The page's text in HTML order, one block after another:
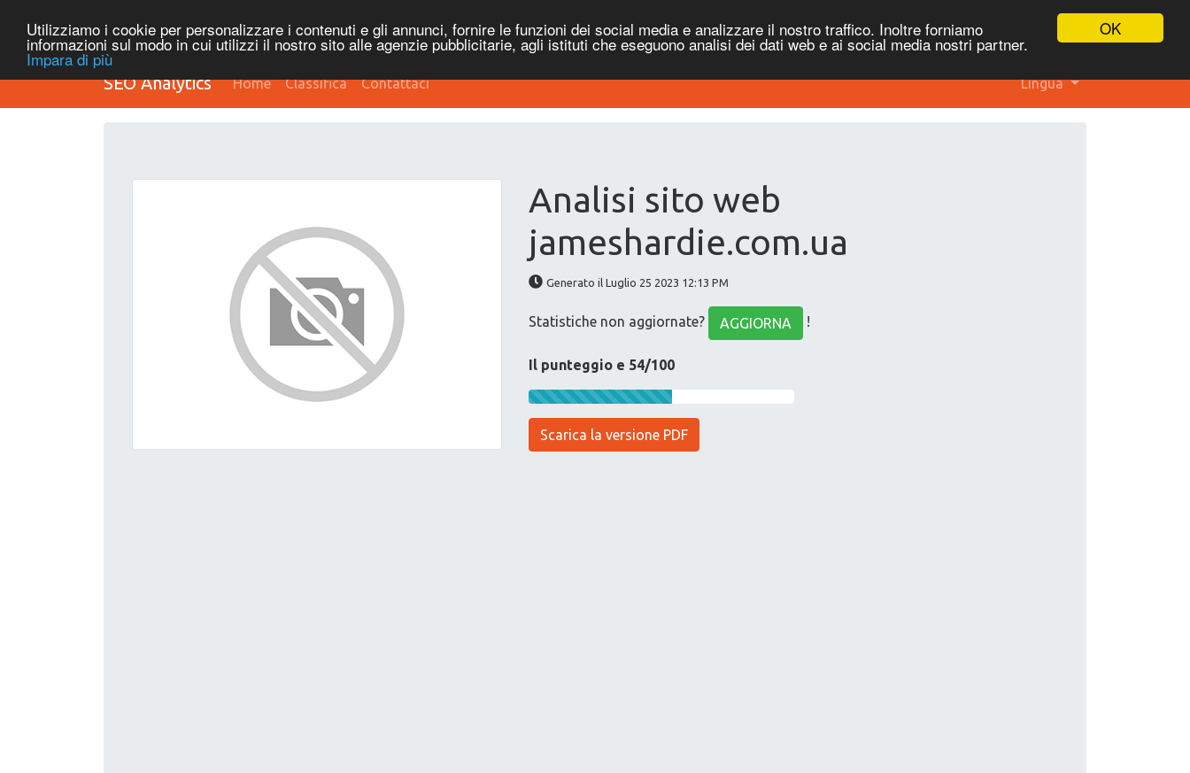
OK
Utilizziamo i cookie per personalizzare i contenuti e gli annunci, fornire le funzioni dei social media e analizzare il nostro traffico. Inoltre forniamo
informazioni sul modo in cui utilizzi il nostro sito alle agenzie pubblicitarie, agli istituti che eseguono analisi dei dati web e ai social media nostri partner.
Impara di più
SEO Analytics Home Classifica Contattaci Lingua
Analisi sito web
jameshardie.com.ua
Generato il Luglio 25 2023 12:13 PM
Statistiche non aggiornate? AGGIORNA !
Il punteggio e 54/100
Scarica la versione PDF